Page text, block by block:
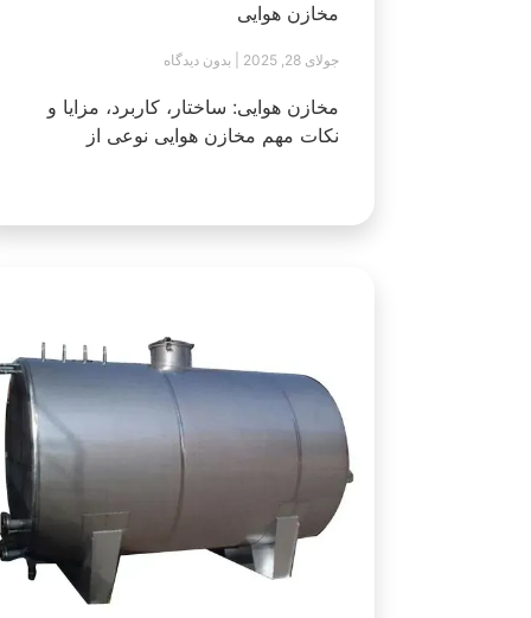
مخازن هوایی
جولای 28, 2025 بدون دیدگاه
مخازن هوایی: ساختار، کاربرد، مزایا و
نکات مهم مخازن هوایی نوعی از